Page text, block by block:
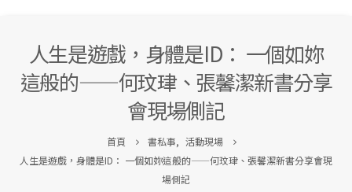
人生是遊戲，身體是ID： 一個如妳
這般的——何玟珒、張馨潔新書分享
會現場側記
首頁 書私事, 活動現場
人生是遊戲，身體是ID： 一個如妳這般的——何玟珒、張馨潔新書分享會現
場側記